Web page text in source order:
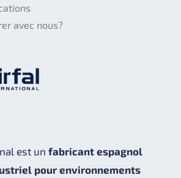
avec nous?
est un fabricant espagnol
pour environnements